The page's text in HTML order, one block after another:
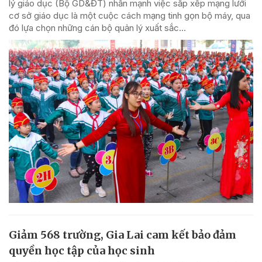
lý giáo dục (Bộ GD&ĐT) nhấn mạnh việc sắp xếp mạng lưới
cơ sở giáo dục là một cuộc cách mạng tinh gọn bộ máy, qua
đó lựa chọn những cán bộ quản lý xuất sắc...
Giảm 568 trường, Gia Lai cam kết bảo đảm
quyền học tập của học sinh